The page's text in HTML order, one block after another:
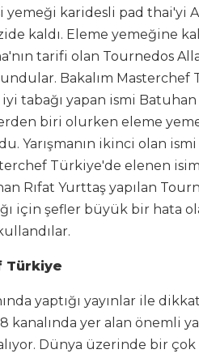
yemeği karidesli pad thai'yi
kaldı. Eleme yemeğine
tarifi olan Tournedos
Bakalım
tabağı yapan ismi
biri olurken eleme
Yarışmanın ikinci olan
Türkiye'de elenen
Rıfat Yurttaş yapılan
için şefler büyük bir hata
Türkiye
yaptığı yayınlar ile
kanalında yer alan önemli
Dünya üzerinde bir